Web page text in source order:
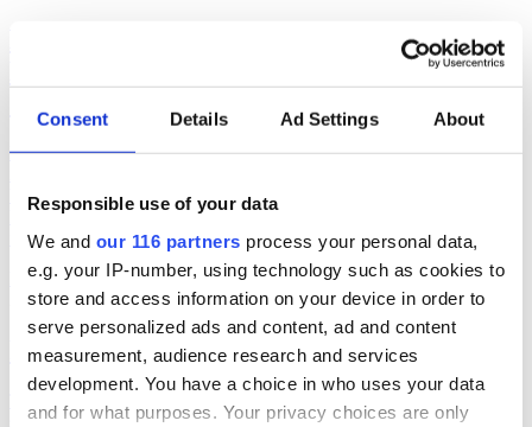
Consent Details Ad Settings About
Responsible use of your data
We and our 116 partners process your personal data,
e.g. your IP-number, using technology such as cookies to
store and access information on your device in order to
serve personalized ads and content, ad and content
measurement, audience research and services
development. You have a choice in who uses your data
and for what purposes. Your privacy choices are only
Lars Lerin och pr-konsulter – Ulf
Kristersson bjuder 115 kreativa till
Den 1 augusti håller statsminister Ulf Kristersson (m) en mottagning
branscher” i samband med att Prideveckan körgång. Flera pr-
konsulter, politiker och influerare, men även konstnärer och
författare, finns med bland de 115 inbjudna. Här är hela listan.
kulturpolitik
2026-07-17, 06:03
Politiker pratar på Way out West
Två politiker är klara när musikfestivalen Way out West återinför
samtal i programmet. Programledare är Messiah Hallberg, som